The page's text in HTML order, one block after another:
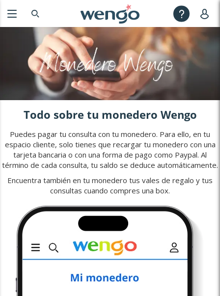
Todo sobre tu monedero Wengo
Puedes pagar tu consulta con tu monedero. Para ello, en tu
espacio cliente, solo tienes que recargar tu monedero con una
tarjeta bancaria o con una forma de pago como Paypal. Al
término de cada consulta, tu saldo se deduce automáticamente.
Encuentra también en tu monedero tus vales de regalo y tus
consultas cuando compres una box.